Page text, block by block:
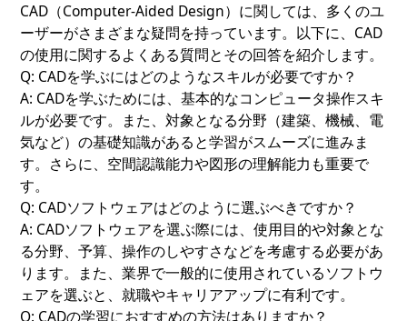
CAD（Computer-Aided Design）に関しては、多くのユ
ーザーがさまざまな疑問を持っています。以下に、CAD
の使用に関するよくある質問とその回答を紹介します。
Q: CADを学ぶにはどのようなスキルが必要ですか？
A: CADを学ぶためには、基本的なコンピュータ操作スキ
ルが必要です。また、対象となる分野（建築、機械、電
気など）の基礎知識があると学習がスムーズに進みま
す。さらに、空間認識能力や図形の理解能力も重要で
す。
Q: CADソフトウェアはどのように選ぶべきですか？
A: CADソフトウェアを選ぶ際には、使用目的や対象とな
る分野、予算、操作のしやすさなどを考慮する必要があ
ります。また、業界で一般的に使用されているソフトウ
ェアを選ぶと、就職やキャリアアップに有利です。
Q: CADの学習におすすめの方法はありますか？